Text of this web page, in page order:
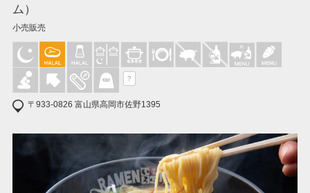
ム）
小売販売
?
〒933-0826 富山県高岡市佐野1395